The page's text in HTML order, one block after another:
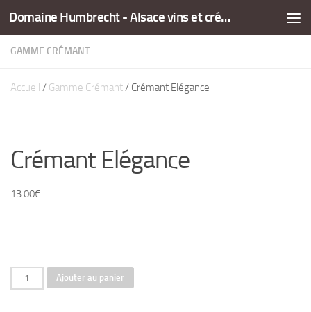
Skip to content Domaine Humbrecht - Alsace vins et crémants
GAMME CRÉMANT
Accueil / Gamme Crémant/ Crémant Elégance
Crémant Elégance
13.00€
quantité
de
Ajouter au panier